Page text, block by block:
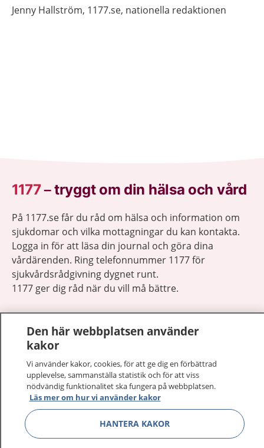
Jenny Hallström, 1177.se, nationella redaktionen
1177–tryggt om din hälsa och vård
På 1177.se får du råd om hälsa och information om
sjukdomar och vilka mottagningar du kan kontakta.
Logga in för att läsa din journal och göra dina
vårdärenden. Ring telefonnummer 1177 för
sjukvårdsrådgivning dygnet runt.
1177 ger dig råd när du vill må bättre.
1177 på flera språk
Om 1177
Kontakt Visa
Den här webbplatsen använder
kakor
Vi använder kakor, cookies, för att ge dig en förbättrad
upplevelse, sammanställa statistik och för att viss
nödvändig funktionalitet ska fungera på webbplatsen.
Läs mer om hur vi använder kakor
HANTERA KAKOR